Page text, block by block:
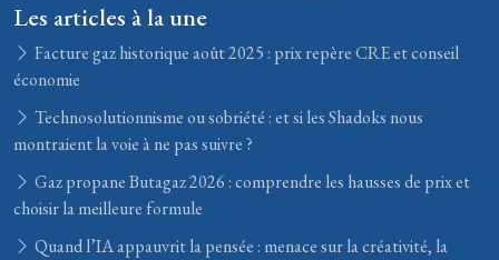
Les articles à la une
Facture gaz historique août 2025 : prix repère CRE et conseil
économie
Technosolutionnisme ou sobriété : et si les Shadoks nous
montraient la voie à ne pas suivre ?
Gaz propane Butagaz 2026 : comprendre les hausses de prix et
choisir la meilleure formule
Quand l’IA appauvrit la pensée : menace sur la créativité, la